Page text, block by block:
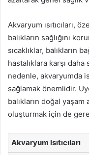
Akvaryum ısıtıcıları,
balıkların sağlığını
sıcaklıklar, balıkların
hastalıklara karşı
nedenle, akvaryumda
sağlamak önemlidir.
balıkların doğal yaşam
oluşturmak için de
Akvaryum Isıtıcıları